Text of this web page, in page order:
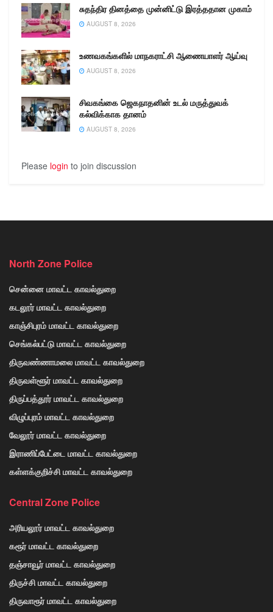
சுதந்திர தினத்தை முன்னிட்டு இரத்ததான முகாம்
AUGUST 8, 2026
உணவகங்களில் மாநகராட்சி ஆணையாளர் ஆய்வு
AUGUST 8, 2026
சிவகங்கை ஜெகநாதனின் உடல் மருத்துவக்
கல்விக்காக தானம்
AUGUST 8, 2026
Please login to join discussion
North Zone Police
சென்னை மாவட்ட காவல்துறை
கடலூர் மாவட்ட காவல்துறை
காஞ்சிபுரம் மாவட்ட காவல்துறை
செங்கல்பட்டு மாவட்ட காவல்துறை
திருவண்ணாமலை மாவட்ட காவல்துறை
திருவள்ளூர் மாவட்ட காவல்துறை
திருப்பத்தூர் மாவட்ட காவல்துறை
விழுப்புரம் மாவட்ட காவல்துறை
வேலூர் மாவட்ட காவல்துறை
இராணிப்பேட்டை மாவட்ட காவல்துறை
கள்ளக்குறிச்சி மாவட்ட காவல்துறை
Central Zone Police
அரியலூர் மாவட்ட காவல்துறை
கரூர் மாவட்ட காவல்துறை
தஞ்சாவூர் மாவட்ட காவல்துறை
திருச்சி மாவட்ட காவல்துறை
திருவாரூர் மாவட்ட காவல்துறை